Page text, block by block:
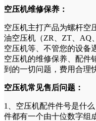
空压机维修保养：
空压机主打产品为螺杆空
油空压机（ZR、ZT、AQ
空压机等、不管您的设备
空压机的维修保养、配件
到的一切问题，费用合理
空压机常见售后问题：
1、空压机配件件号是什
件都有一个由十位数字组